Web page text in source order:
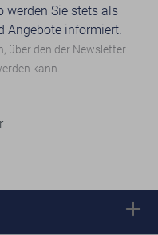
werden Sie stets als
Angebote informiert.
über den der Newsletter
kann.